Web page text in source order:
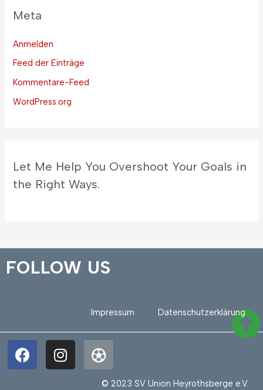
Meta
Anmelden
Feed der Einträge
Kommentare-Feed
WordPress.org
Let Me Help You Overshoot Your Goals in
the Right Ways.
FOLLOW US
Impressum Datenschutzerklärung
© 2023 SV Union Heyrothsberge e.V.